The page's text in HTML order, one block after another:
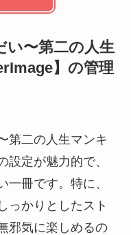
い〜第二の人生
】の管理
第二の人生マンキ
設定が魅力的で、
一冊です。特に、
っかりとしたスト
邪気に楽しめるの